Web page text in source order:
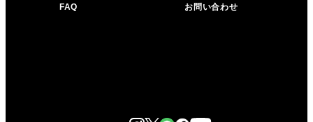
FAQ お問い合わせ